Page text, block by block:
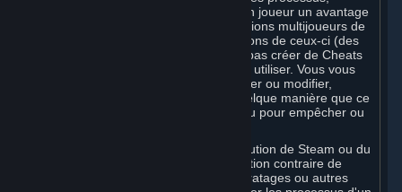
logiciels ou matériels qui confèrent à un joueur un avantage
compétitif injuste lorsqu'il joue aux versions multijoueurs de
Contenus ou Services ou de modifications de ceux-ci (des
« Cheats »). Vous vous engagez à ne pas créer de Cheats
ni à aider les autres à en créer ou à en utiliser. Vous vous
engagez à ne pas désactiver, contourner ou modifier,
directement ou indirectement et de quelque manière que ce
soit, le fonctionnement du logiciel conçu pour empêcher ou
Vous acceptez de ne pas altérer l'exécution de Steam ou du
Contenu et des Services, sauf autorisation contraire de
Valve. L'utilisation de Cheats, mods, piratages ou autres